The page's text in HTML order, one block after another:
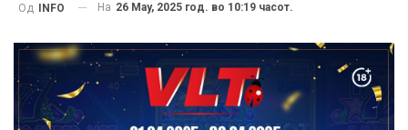
Од INFO На 26 May, 2025 год. во 10:19 часот.